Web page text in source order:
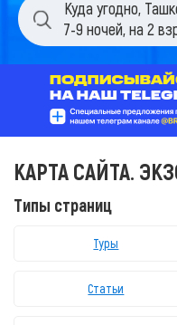
Куда угодно,
7-9 ночей,на 2
КАРТА САЙТА.
Типы страниц
Туры
Статьи